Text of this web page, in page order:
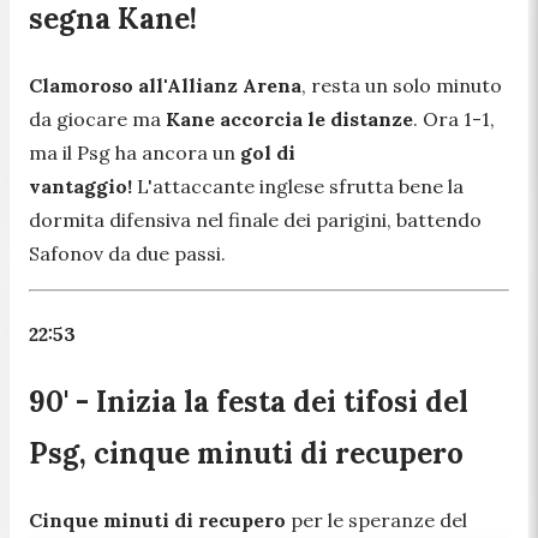
segna Kane!
Clamoroso all'Allianz Arena, resta un solo minuto
da giocare ma Kane accorcia le distanze. Ora 1-1,
ma il Psg ha ancora un gol di
vantaggio! L'attaccante inglese sfrutta bene la
dormita difensiva nel finale dei parigini, battendo
Safonov da due passi.
22:53
90' - Inizia la festa dei tifosi del
Psg, cinque minuti di recupero
Cinque minuti di recupero per le speranze del